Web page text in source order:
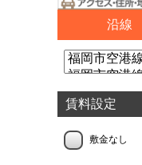
沿線
賃料設定
敷金なし